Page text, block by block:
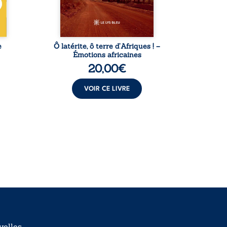
l’auteur partage des
instantanés ...
Ô latérite, ô terre d’Afriques ! –
Émotions africaines
20,00€
VOIR CE LIVRE